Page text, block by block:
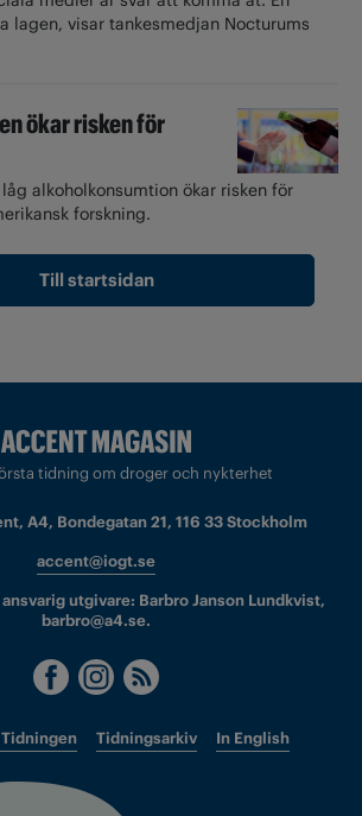
lagen, visar tankesmedjan Nocturums
ökar risken för
låg alkoholkonsumtion ökar risken för
forskning.
Till startsidan
tidning om droger och nykterhet
A4, Bondegatan 21, 116 33 Stockholm
accent@iogt.se
utgivare: Barbro Janson Lundkvist,
barbro@a4.se.
Tidningsarkiv In English